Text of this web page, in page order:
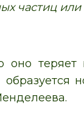
частиц или
оно